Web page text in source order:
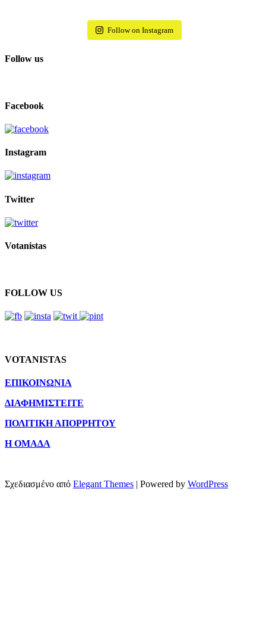
Follow on Instagram
Follow us
Facebook
Instagram
Twitter
Votanistas
FOLLOW US
VOTANISTAS
ΕΠΙΚΟΙΝΩΝΙΑ
ΔΙΑΦΗΜΙΣΤΕΙΤΕ
ΠΟΛΙΤΙΚΗ ΑΠΟΡΡΗΤΟΥ
Η ΟΜΑΔΑ
Σχεδιασμένο από Elegant Themes | Powered by WordPress